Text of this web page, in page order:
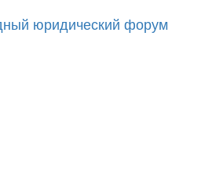
юридический форум